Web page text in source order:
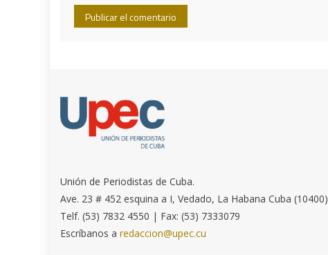
Unión de Periodistas de Cuba.
Ave. 23 # 452 esquina a I, Vedado, La Habana Cuba (10400)
Telf. (53) 7832 4550 | Fax: (53) 7333079
Escríbanos aredaccion@upec.cu